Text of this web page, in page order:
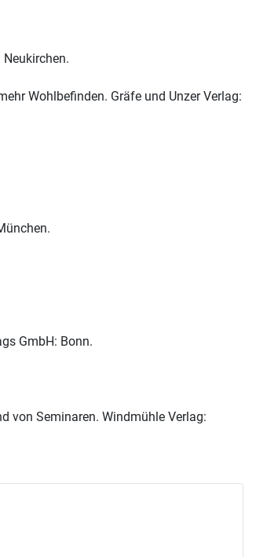
Wohlbefinden. Gräfe und Unzer Verlag:
GmbH: Bonn.
von Seminaren. Windmühle Verlag: